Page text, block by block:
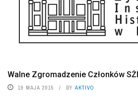
Walne Zgromadzenie Członków
19 MAJA 2015 BY AKTIVO